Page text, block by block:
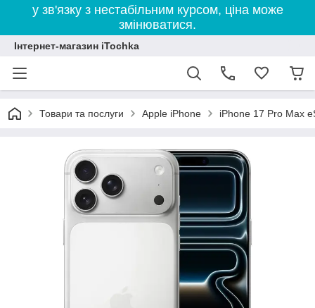
у зв'язку з нестабільним курсом, ціна може
змінюватися.
Інтернет-магазин iTochka
Товари та послуги Apple iPhone iPhone 17 Pro Max